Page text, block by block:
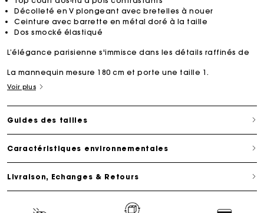
Décolleté en V plongeant avec bretelles à nouer
Ceinture avec barrette en métal doré à la taille
Dos smocké élastiqué
L’élégance parisienne s'immisce dans les détails raffinés de
La mannequin mesure 180 cm et porte une taille 1.
Voir plus
Guides des tailles
Caractéristiques environnementales
Livraison, Echanges & Retours